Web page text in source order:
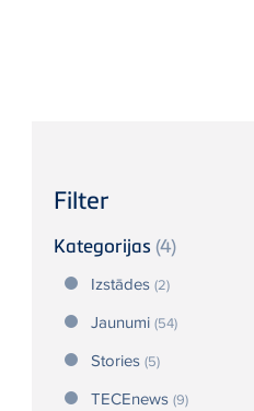
Filter
Kategorijas (4)
Izstādes (2)
Jaunumi (54)
Stories (5)
TECEnews (9)